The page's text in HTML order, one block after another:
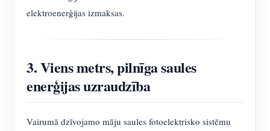
elektroenerģijas izmaksas.
3. Viens metrs, pilnīga saules
enerģijas uzraudzība
Vairumā dzīvojamo māju saules fotoelektrisko sistēmu